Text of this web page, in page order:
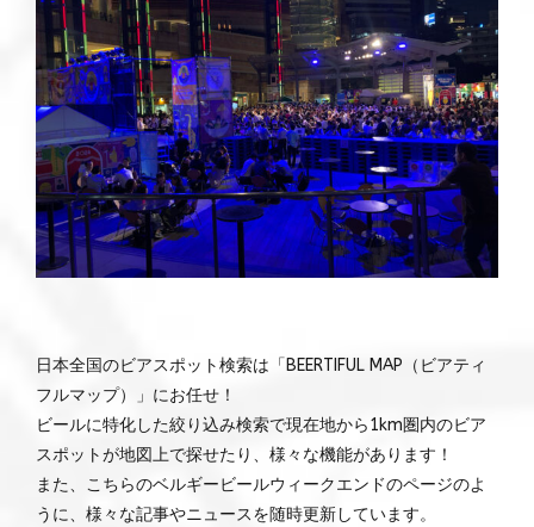
日本全国のビアスポット検索は「BEERTIFUL MAP（ビアティ
フルマップ）」にお任せ！
ビールに特化した絞り込み検索で現在地から1km圏内のビア
スポットが地図上で探せたり、様々な機能があります！
また、こちらのベルギービールウィークエンドのページのよ
うに、様々な記事やニュースを随時更新しています。